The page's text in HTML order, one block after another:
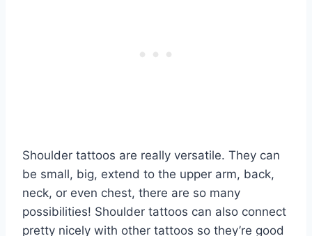
Shoulder tattoos are really versatile. They can
be small, big, extend to the upper arm, back,
neck, or even chest, there are so many
possibilities! Shoulder tattoos can also connect
pretty nicely with other tattoos so they’re good